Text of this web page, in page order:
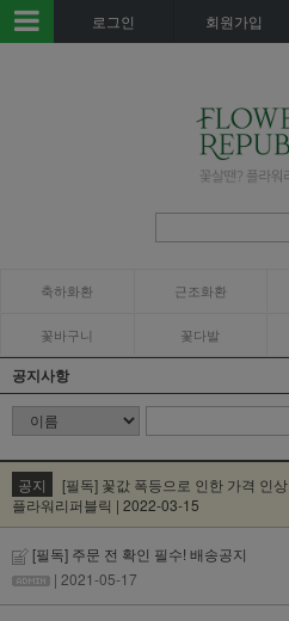
로그인 회원가입
축하화환 근조화환
꽃바구니 꽃다발
공지사항
공지
[필독] 꽃값 폭등으로 인한 가격 인
플라워리퍼블릭 | 2022-03-15
[필독] 주문 전 확인 필수! 배송공지
| 2021-05-17